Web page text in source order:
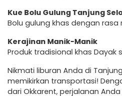
Kue Bolu Gulung Tanjung
Bolu gulung khas dengan
Kerajinan Manik-Manik
Produk tradisional khas Dayak
Nikmati liburan Anda di
memikirkan transportasi!
dari Okkarent, perjalanan